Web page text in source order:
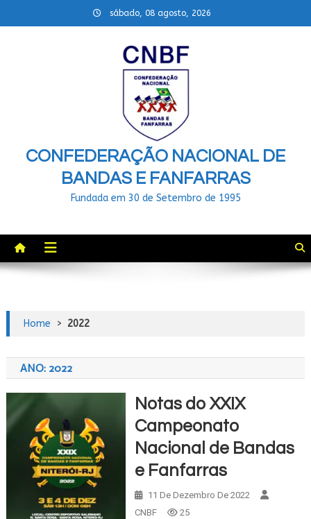
to
sábado, 08 agosto, 2026
CONFEDERAÇÃO NACIONAL DE
BANDAS E FANFARRAS
Fundada em 30 de Setembro de 1995
Home > 2022
ANO: 2022
Notas do XXIX
Campeonato
Nacional de Bandas
e Fanfarras
11 De Dezembro De 2022
CNBF
25